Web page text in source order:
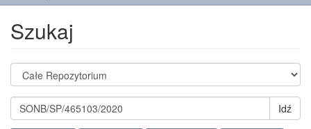
Szukaj
Idź